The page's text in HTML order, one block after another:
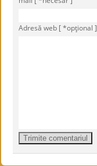
Adresă web [ *opţional ]